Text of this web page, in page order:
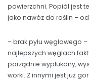
powierzchni. Popiół jest
jako nawóz do roślin –
– brak pyłu węglowego
najlepszych węglach
porządnie wypłukany,
worki. Z innymi jest już